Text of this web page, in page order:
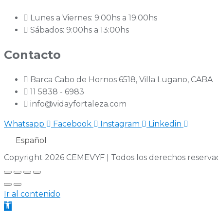
Lunes a Viernes: 9:00hs a 19:00hs
Sábados: 9:00hs a 13:00hs
Contacto
Barca Cabo de Hornos 6518, Villa Lugano, CABA
11 5838 - 6983
info@vidayfortaleza.com
Whatsapp Facebook Instagram
Linkedin
Español
Copyright 2026 CEMEVYF | Todos los derechos
Ir al contenido
Abrir